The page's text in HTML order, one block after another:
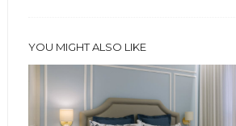
YOU MIGHT ALSO LIKE